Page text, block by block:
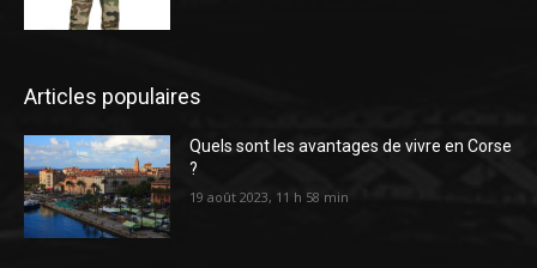
Articles populaires
Quels sont les avantages de vivre en Corse
?
19 août 2023, 11 h 58 min